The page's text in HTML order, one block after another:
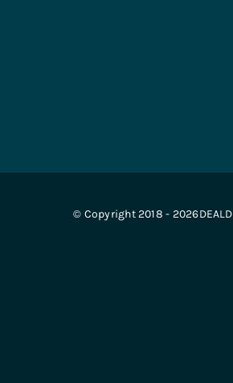
© Copyright 2018 -